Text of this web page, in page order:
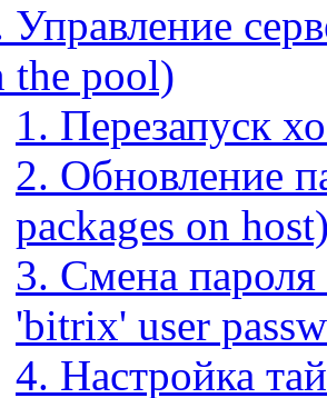
Управление
the pool)
1. Перезапуск
2. Обновление
packages on
3. Смена пароля
'bitrix' user
4. Настройка